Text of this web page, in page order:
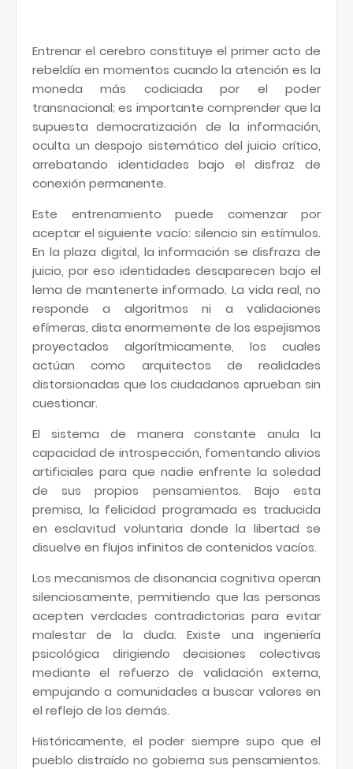
Entrenar el cerebro constituye el primer acto de
rebeldía en momentos cuando la atención es la
moneda más codiciada por el poder
transnacional; es importante comprender que la
supuesta democratización de la información,
oculta un despojo sistemático del juicio crítico,
arrebatando identidades bajo el disfraz de
conexión permanente.
Este entrenamiento puede comenzar por
aceptar el siguiente vacío: silencio sin estímulos.
En la plaza digital, la información se disfraza de
juicio, por eso identidades desaparecen bajo el
lema de mantenerte informado. La vida real, no
responde a algoritmos ni a validaciones
efímeras, dista enormemente de los espejismos
proyectados algorítmicamente, los cuales
actúan como arquitectos de realidades
distorsionadas que los ciudadanos aprueban sin
cuestionar.
El sistema de manera constante anula la
capacidad de introspección, fomentando alivios
artificiales para que nadie enfrente la soledad
de sus propios pensamientos. Bajo esta
premisa, la felicidad programada es traducida
en esclavitud voluntaria donde la libertad se
disuelve en flujos infinitos de contenidos vacíos.
Los mecanismos de disonancia cognitiva operan
silenciosamente, permitiendo que las personas
acepten verdades contradictorias para evitar
malestar de la duda. Existe una ingeniería
psicológica dirigiendo decisiones colectivas
mediante el refuerzo de validación externa,
empujando a comunidades a buscar valores en
el reflejo de los demás.
Históricamente, el poder siempre supo que el
pueblo distraído no gobierna sus pensamientos.